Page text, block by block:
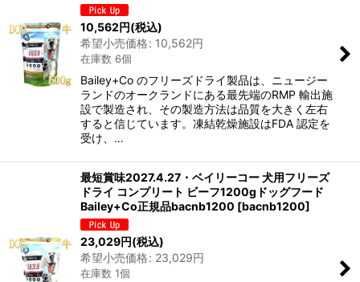
10,562円(税込)
希望小売価格: 10,562円
在庫数 6個
Bailey+Co のフリーズドライ製品は、ニュージー
ランドのオークランドにある最先端のRMP 輸出施
設で製造され、その製造方法は品質を大きく左右
すると信じています。凍結乾燥施設はFDA 認定を
受け、…
最短賞味2027.4.27・ベイリーコー 犬用フリーズ
ドライ コンプリート ビーフ1200gドッグフード
Bailey+Co正規品bacnb1200 [bacnb1200]
23,029円(税込)
希望小売価格: 23,029円
在庫数 1個